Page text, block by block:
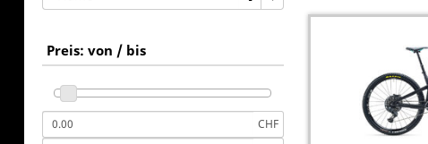
Preis: von / bis
CHF